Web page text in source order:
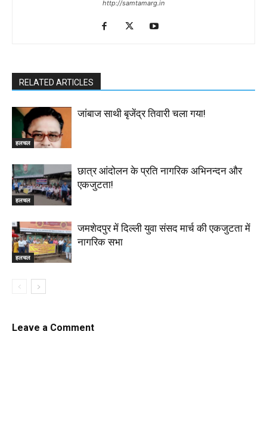
http://samtamarg.in
RELATED ARTICLES
हलचल
जांबाज साथी बृजेंद्र तिवारी चला गया!
हलचल
छात्र आंदोलन के प्रति नागरिक अभिनन्दन और
एकजुटता!
हलचल
जमशेदपुर में दिल्ली युवा संसद मार्च की एकजुटता में
नागरिक सभा
Leave a Comment